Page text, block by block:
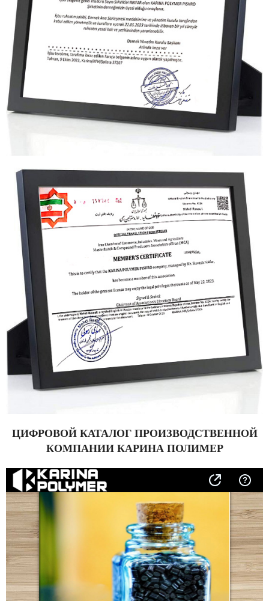
ЦИФРОВОЙ КАТАЛОГ ПРОИЗВОДСТВЕННОЙ
КОМПАНИИ КАРИНА ПОЛИМЕР